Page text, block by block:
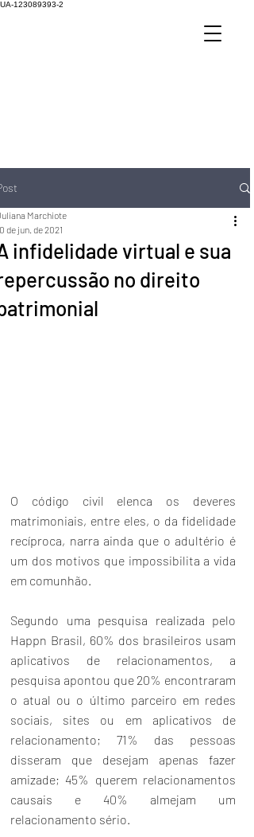
UA-123089393-2
infidelidade virtual e sua
no direito
Marchiote
de jun. de 2021
O código civil elenca os deveres
matrimoniais, entre eles, o da fidelidade
recíproca, narra ainda que o adultério é
um dos motivos que impossibilita a vida
em comunhão.
Segundo uma pesquisa realizada pelo
Happn Brasil, 60% dos brasileiros usam
aplicativos de relacionamentos, a
pesquisa apontou que 20% encontraram
o atual ou o último parceiro em redes
sociais, sites ou em aplicativos de
relacionamento; 71% das pessoas
disseram que desejam apenas fazer
amizade; 45% querem relacionamentos
causais e 40% almejam um
relacionamento sério.